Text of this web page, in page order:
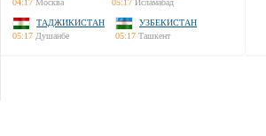
04:17 Москва
05:17 Исламабад
ТАДЖИКИСТАН
05:17 Душанбе
УЗБЕКИСТАН
05:17 Ташкент